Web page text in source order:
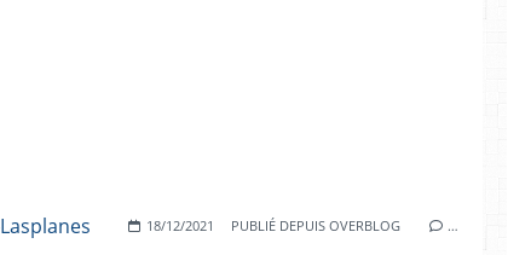
18/12/2021 PUBLIÉ DEPUIS OVERBLOG …